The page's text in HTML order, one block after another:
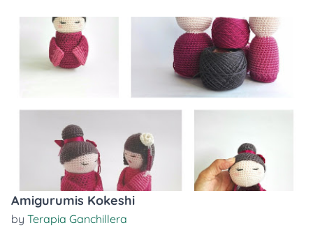
Amigurumis Kokeshi
by Terapia Ganchillera